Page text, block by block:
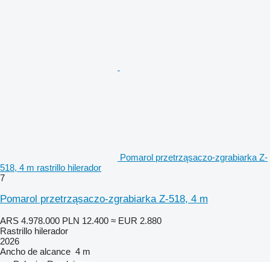
Pomarol przetrząsaczo-zgrabiarka Z-
518, 4 m rastrillo hilerador
7
Pomarol przetrząsaczo-zgrabiarka Z-518, 4 m
ARS 4.978.000 PLN 12.400 ≈ EUR 2.880
Rastrillo hilerador
2026
Ancho de alcance 4 m